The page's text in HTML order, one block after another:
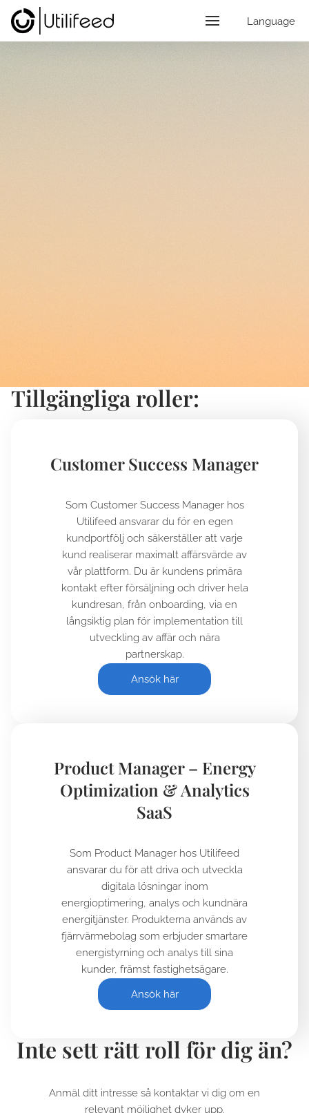
Language
Tillgängliga roller:
Customer Success Manager
Som Customer Success Manager hos
Utilifeed ansvarar du för en egen
kundportfölj och säkerställer att varje
kund realiserar maximalt affärsvärde av
vår plattform. Du är kundens primära
kontakt efter försäljning och driver hela
kundresan, från onboarding, via en
långsiktig plan för implementation till
utveckling av affär och nära
partnerskap.
Ansök här
Product Manager – Energy
Optimization & Analytics
SaaS
Som Product Manager hos Utilifeed
ansvarar du för att driva och utveckla
digitala lösningar inom
energioptimering, analys och kundnära
energitjänster. Produkterna används av
fjärrvärmebolag som erbjuder smartare
energistyrning och analys till sina
kunder, främst fastighetsägare.
Ansök här
Inte sett rätt roll för dig än?
Anmäl ditt intresse så kontaktar vi dig om en
relevant möjlighet dyker upp.